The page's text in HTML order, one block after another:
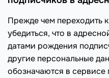
Прежде чем переходить
убедиться, что в
датами рождения
другие персональные
обозначаются в